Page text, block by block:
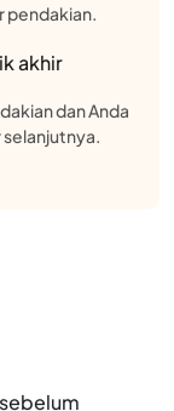
pendakian.
akhir
dan Anda